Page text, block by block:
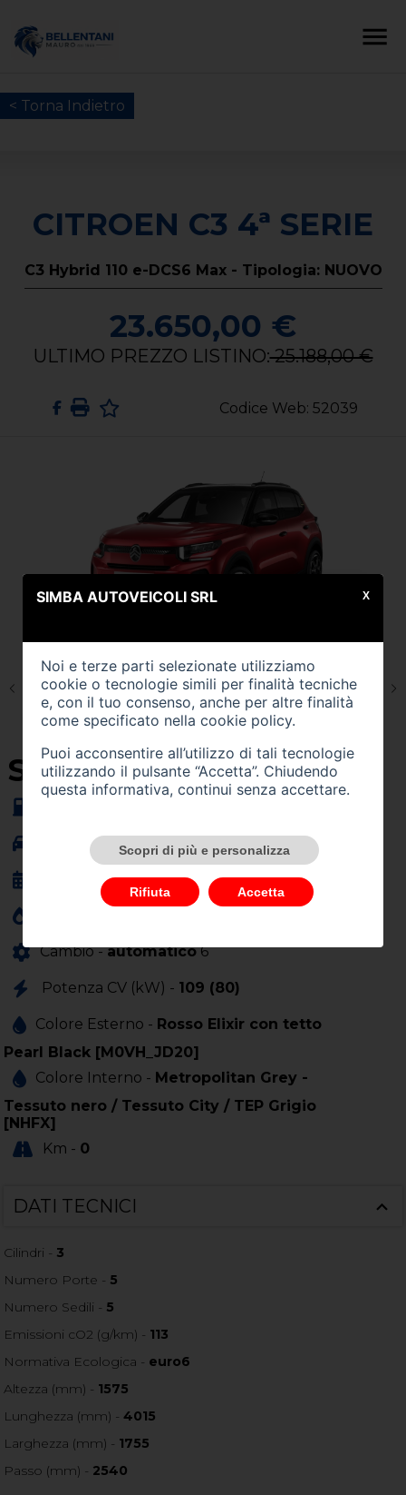
< Torna Indietro
Codice Web: 52039
CITROEN C3 4ª SERIE
C3 Hybrid 110 e-DCS6 Max - Tipologia: NUOVO
23.650,00 €
ULTIMO PREZZO LISTINO:25.188,00 €
SU QUEST'AUTO
Carrozzeria - berlina
Anno Immatricolazione -01/0001
Cambio -automatico 6
Potenza CV (kW) - 109 (80)
Colore Esterno - Rosso Elixir con tetto
Pearl Black [M0VH_JD20]
Colore Interno - Metropolitan Grey -
Tessuto nero / Tessuto City / TEP Grigio
[NHFX]
Km - 0
DATI TECNICI
Cilindri - 3
Numero Porte - 5
Numero Sedili - 5
Emissioni cO2 (g/km) - 113
Normativa Ecologica - euro6
Altezza (mm) - 1575
Lunghezza (mm) -4015
Larghezza (mm) - 1755
Passo (mm) - 2540
SIMBA AUTOVEICOLI SRL
Noi e terze parti selezionate utilizziamo
cookie o tecnologie simili per finalità tecniche
e, con il tuo consenso, anche per altre finalità
come specificato nella cookie policy.
Puoi acconsentire all’utilizzo di tali tecnologie
utilizzando il pulsante “Accetta”. Chiudendo
questa informativa, continui senza accettare.
Scopri di più e personalizza
Rifiuta Accetta
X